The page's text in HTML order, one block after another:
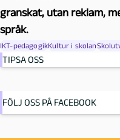
granskat, utan reklam,
språk.
IKT-pedagogikKultur i skolan
TIPSA OSS
FÖLJ OSS PÅ FACEBOOK